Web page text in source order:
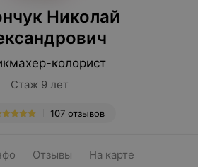
Николай
колорист
Стаж 9 лет
107 отзывов
Отзывы На карте